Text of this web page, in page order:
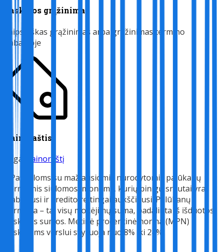
Paskolos grąžinimas
Laipsniškas grąžinimas arba grąžinimas termino
pabaigoje
Kainoraštis
Pagal
kainoraštį
* Paskoloms su mažiausiomis nurodytomis palūkanų
normomis siūlomos įmonėms, kurių pinigų srautai yra
stabiliausi ir kredito reitingai aukščiausi. Palūkanų
permoka – tai visų mokėjimų suma, padalinta iš išduotos
paskolos sumos. Metinė procentinė norma (MPN)
paskoloms verslui svyruoja nuo 8% iki 24%.